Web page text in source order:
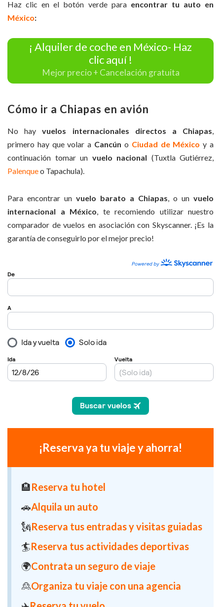
Haz clic en el botón verde para encontrar tu auto en
México:
¡ Alquiler de coche en México- Haz
clic aquí !
Mejor precio + Cancelación gratuita
Cómo ir a Chiapas en avión
No hayvuelos internacionales directos a Chiapas,
primero hay que volar a Cancún o Ciudad de México y a
continuación tomar un vuelo nacional (Tuxtla Gutiérrez,
Palenqueo Tapachula).
Para encontrar un vuelo barato a Chiapas , o un vuelo
internacional a México , te recomiendo utilizar nuestro
comparador de vuelos en asociación con Skyscanner. ¡Es la
garantía de conseguirlo por el mejor precio!
¡Reserva ya tu viaje y ahorra!
🏨Reserva tu hotel
🚗Alquila un auto
🗽Reserva tus entradas y visitas guiadas
🏄Reserva tus actividades deportivas
🌍Contrata un seguro de viaje
🙎Organiza tu viaje con una agencia